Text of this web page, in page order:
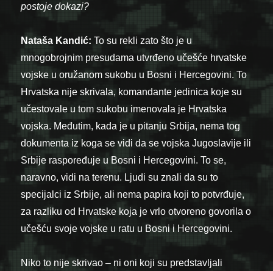
postoje dokazi?
Nataša Kandić:To su rekli zato što je u
mnogobrojnim presudama utvrđeno učešće hrvatske
vojske u oružanom sukobu u Bosni i Hercegovini. To
Hrvatska nije skrivala, komandante jedinica koje su
učestovale u tom sukobu imenovala je Hrvatska
vojska. Međutim, kada je u pitanju Srbija, nema tog
dokumenta iz koga se vidi da se vojska Jugoslavije ili
Srbije raspoređuje u Bosni i Hercegovini. To se,
naravno, vidi na terenu. Ljudi su znali da su to
specijalci iz Srbije, ali nema papira koji to potvrđuje,
za razliku od Hrvatske koja je vrlo otvoreno govorila o
učešću svoje vojske u ratu u Bosni i Hercegovini.
Niko to nije skrivao – ni oni koji su predstavljali